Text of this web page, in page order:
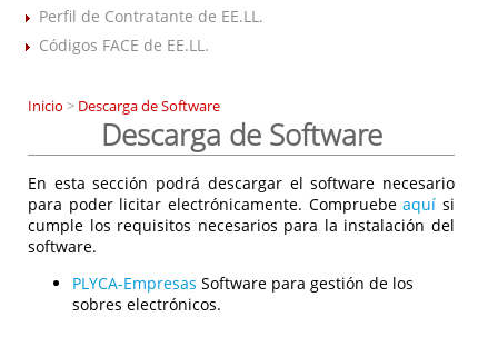
Perfil de Contratante de EE.LL.
Códigos FACE de EE.LL.
Inicio > Descarga de Software
Descarga de Software
En esta sección podrá descargar el software necesario
para poder licitar electrónicamente. Compruebeaquí si
cumple los requisitos necesarios para la instalación del
software.
PLYCA-Empresas Software para gestión de los
sobres electrónicos.